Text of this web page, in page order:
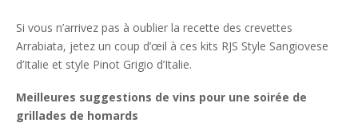
Si vous n’arrivez pas à oublier la recette des crevettes
Arrabiata, jetez un coup d’œil à ces kits RJS Style Sangiovese
d’Italie et style Pinot Grigio d’Italie.
Meilleures suggestions de vins pour une soirée de
grillades de homards